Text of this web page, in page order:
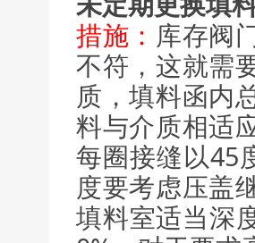
措施： 库存阀
不符，这就需
质，填料函内
料与介质相适
每圈接缝以45
度要考虑压盖
填料室适当深